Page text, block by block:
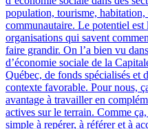
population, tourisme,
communautaire. Le potentiel
organisations qui savent
faire grandir. On l’a bien vu
d’économie sociale de la
Québec, de fonds spécialisés et
contexte favorable. Pour nous,
avantage à travailler en
actives sur le terrain. Comme
simple à repérer, à référer et à